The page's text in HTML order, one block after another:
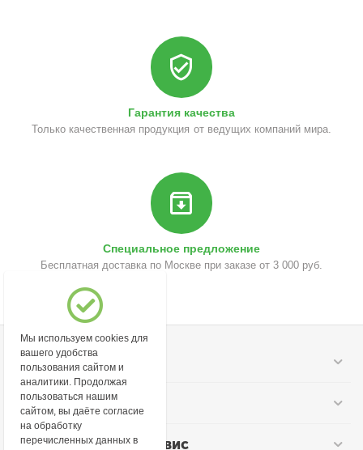
Гарантия качества
Только качественная продукция от ведущих компаний мира.
Специальное предложение
Бесплатная доставка по Москве при заказе от 3 000 руб.
Моя учетная запись
Информация
Покупательский сервис
Мы используем cookies для
вашего удобства
пользования сайтом и
аналитики. Продолжая
пользоваться нашим
сайтом, вы даёте согласие
на обработку
перечисленных данных в